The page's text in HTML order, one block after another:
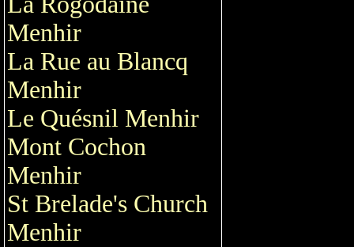
Menhir
La Rue au Blancq
Menhir
Le Quésnil Menhir
Mont Cochon
Menhir
St Brelade's Church
Menhir